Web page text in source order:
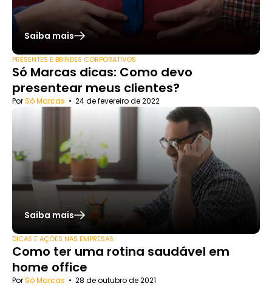
Saiba mais
PRESENTES E BRINDES CORPORATIVOS
Só Marcas dicas: Como devo
presentear meus clientes?
PorSó Marcas • 24 de fevereiro de 2022
Saiba mais
DICAS E AÇÕES NAS EMPRESAS
Como ter uma rotina saudável em
home office
PorSó Marcas • 28 de outubro de 2021